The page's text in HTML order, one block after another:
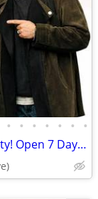
• • • • • • •
DKstuf CCTVMart – Secure Your Property! Open 7 Days A Week!